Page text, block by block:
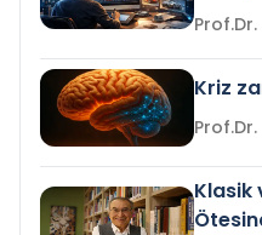
Kriz
Klasik